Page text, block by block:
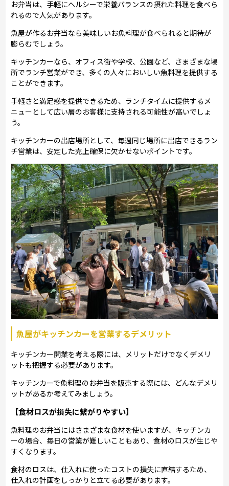
お弁当は、手軽にヘルシーで栄養バランスの摂れた料理を食べら
れるので人気があります。
魚屋が作るお弁当なら美味しいお魚料理が食べられると期待が
膨らむでしょう。
キッチンカーなら、オフィス街や学校、公園など、さまざまな場
所でランチ営業ができ、多くの人々においしい魚料理を提供する
ことができます。
手軽さと満足感を提供できるため、ランチタイムに提供するメ
ニューとして広い層のお客様に支持される可能性が高いでしょ
う。
キッチンカーの出店場所として、毎週同じ場所に出店できるラン
チ営業は、安定した売上確保に欠かせないポイントです。
魚屋がキッチンカーを営業するデメリット
キッチンカー開業を考える際には、メリットだけでなくデメリ
ットも把握する必要があります。
キッチンカーで魚料理のお弁当を販売する際には、どんなデメリ
ットがあるか考えてみましょう。
【食材ロスが損失に繋がりやすい】
魚料理のお弁当にはさまざまな食材を使いますが、キッチンカ
ーの場合、毎日の営業が難しいこともあり、食材のロスが生じや
すくなります。
食材のロスは、仕入れに使ったコストの損失に直結するため、
仕入れの計画をしっかりと立てる必要があります。